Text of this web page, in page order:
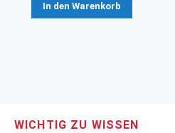
In den Warenkorb
WICHTIG ZU WISSEN